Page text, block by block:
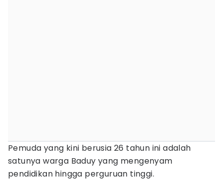
Pemuda yang kini berusia 26 tahun ini adalah
satunya warga Baduy yang mengenyam
pendidikan hingga perguruan tinggi.